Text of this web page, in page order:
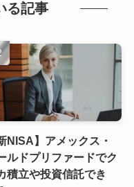
る記事
NISA】アメックス・
ルドプリファードでク
積立や投資信託でき